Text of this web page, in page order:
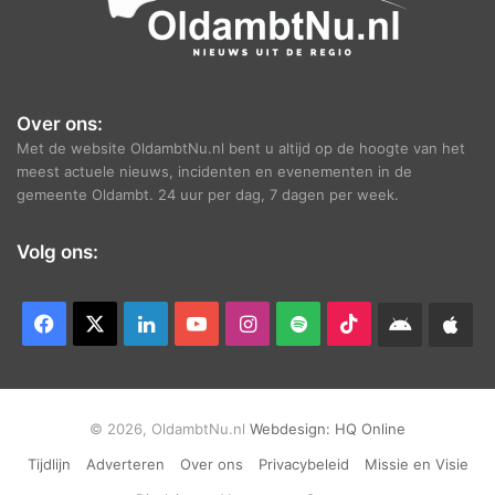
Over ons:
Met de website OldambtNu.nl bent u altijd op de hoogte van het
meest actuele nieuws, incidenten en evenementen in de
gemeente Oldambt. 24 uur per dag, 7 dagen per week.
Volg ons:
Facebook LinkedInYouTubeInstagram
Spotify TikTokAndroid
© 2026, OldambtNu.nl Webdesign: HQ Online
Tijdlijn
Adverteren Over ons Privacybeleid
Missie en Visie